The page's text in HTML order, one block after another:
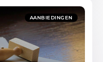
AANBIEDINGEN